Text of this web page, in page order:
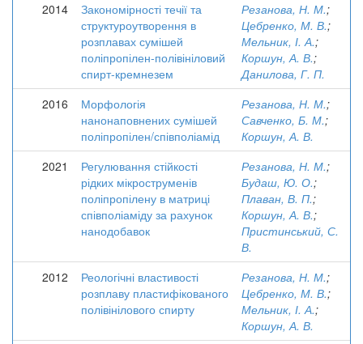
2014
Закономірності течії та
структуроутворення в
розплавах сумішей
поліпропілен-полівініловий
спирт-кремнезем
Резанова, Н. М.;
Цебренко, М. В.;
Мельник, І. А.;
Коршун, А. В.;
Данилова, Г. П.
2016
Морфологія
нанонаповнених сумішей
поліпропілен/співполіамід
Резанова, Н. М.;
Савченко, Б. М.;
Коршун, А. В.
2021
Регулювання стійкості
рідких мікроструменів
поліпропілену в матриці
співполіаміду за рахунок
нанодобавок
Резанова, Н. М.;
Будаш, Ю. О.;
Плаван, В. П.;
Коршун, А. В.;
Пристинський, С.
В.
2012
Реологічні властивості
розплаву пластифікованого
полівінілового спирту
Резанова, Н. М.;
Цебренко, М. В.;
Мельник, І. А.;
Коршун, А. В.